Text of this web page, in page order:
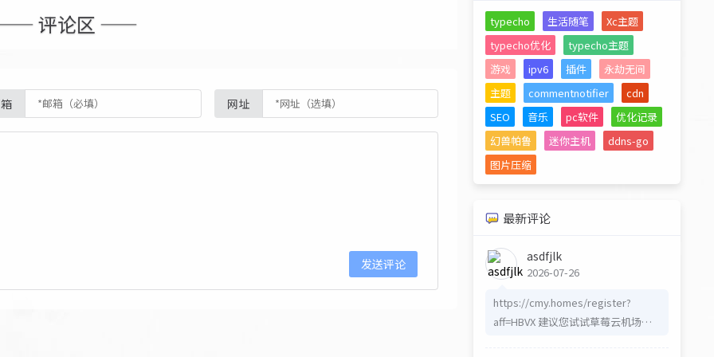
评论区 ——
网址
发送评论
typecho 生活随笔
Xc主题
typecho优化
typecho主题
游戏
ipv6 插件
永劫无间
主题
commentnotifier
cdn
SEO
音乐 pc软件
优化记录
幻兽帕鲁
迷你主机
ddns-go
图片压缩
最新评论
asdfjlk
2026-07-26
https://cmy.homes/register?
aff=HBVX 建议您试试草莓云机场，